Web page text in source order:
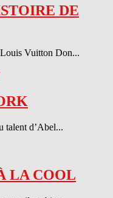
DE
Vuitton Don...
talent d’Abel...
LA COOL